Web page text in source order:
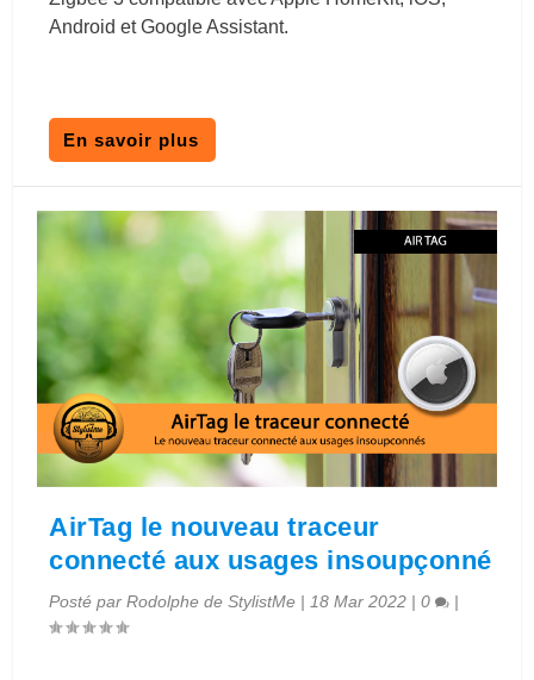
Android et Google Assistant.
En savoir plus
AirTag le nouveau traceur
connecté aux usages insoupçonné
Posté parRodolphe de StylistMe | 18 Mar 2022 |0 |